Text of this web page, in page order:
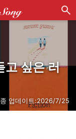
고 싶은 러
업데이트:2026/7/25